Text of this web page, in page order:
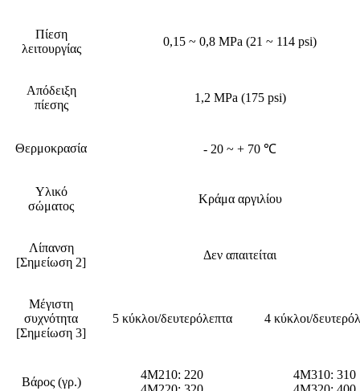
Πίεση
λειτουργίας
0,15 ~ 0,8 MPa (21 ~ 114 psi)
Απόδειξη
πίεσης
1,2 MPa (175 psi)
Θερμοκρασία - 20 ~ + 70 ℃
Υλικό
σώματος
Κράμα αργιλίου
Λίπανση
[Σημείωση 2]
Δεν απαιτείται
Μέγιστη
συχνότητα
[Σημείωση 3]
5 κύκλοι/δευτερόλεπτα 4 κύκλοι/
Βάρος (γρ.)
4M210: 220
4M310: 310